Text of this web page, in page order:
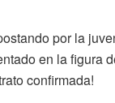
por la
en la figura
confirmada!